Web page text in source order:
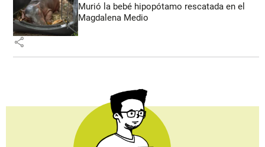
Murió la bebé hipopótamo rescatada en el
Magdalena Medio
share